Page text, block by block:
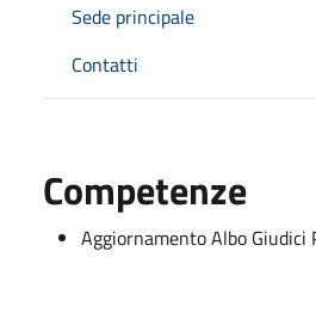
Sede principale
Contatti
Competenze
Aggiornamento Albo Giudici